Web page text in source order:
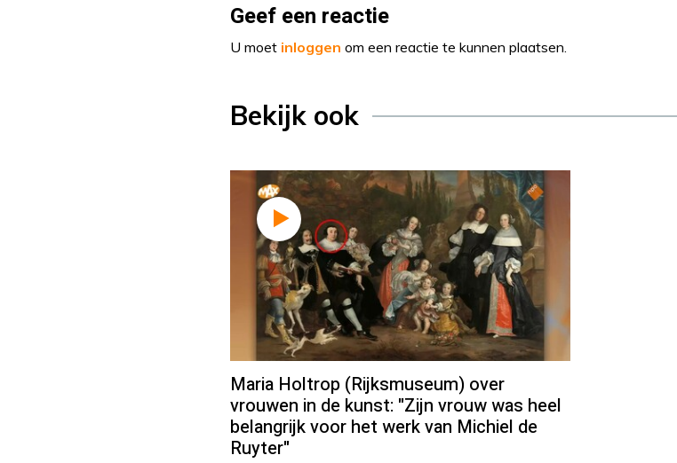
Geef een reactie
U moet inloggen om een reactie te kunnen plaatsen.
Bekijk ook
Maria Holtrop (Rijksmuseum) over
vrouwen in de kunst: "Zijn vrouw was heel
belangrijk voor het werk van Michiel de
Ruyter"